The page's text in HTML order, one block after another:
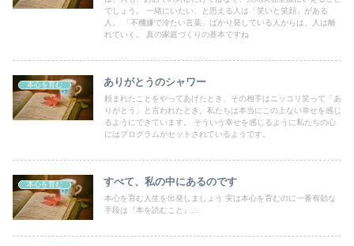
でしょう。 一緒にいたい、と思える人は「笑いと笑顔」がある
人。 「不機嫌で冷たい言葉」ばかり発している人からは、人は離
れていく。 真の家庭づくりの基本ですね
本心を育む ありがとうのシャワー
頼まれたことをやってあげたとき、その相手はニッコリ笑って「あ
りがとう」と言われたとき、私たちは本当にこの上ない幸せを感じ
るようにできています。 そういう幸せを感じるように私たちの心
にはプログラムがセットされているようです。
本心を育む すべて、私の中にあるのです
本心を育む人生を出発しましょう 実は本心を育むのに一番有効な
手段は『本を読むこと』...